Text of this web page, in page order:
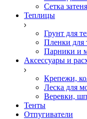
Сетка
Теплицы
Грунт для
Пленки для
Парники и
Аксессуары и
Крепежи,
Леска для
Веревки,
Тенты
Отпугиватели